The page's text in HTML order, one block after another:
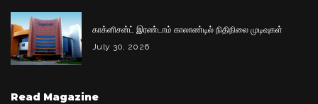
காக்னிசன்ட் இரண்டாம் காலாண்டில் நிதிநிலை முடிவுகள்
July 30, 2026
Read Magazine